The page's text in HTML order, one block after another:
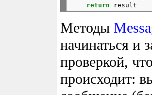
return
Методы
начинаться и
проверкой,
происходит: